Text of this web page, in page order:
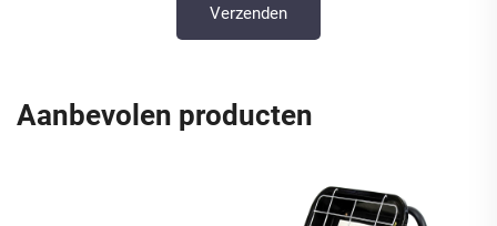
Aanbevolen producten